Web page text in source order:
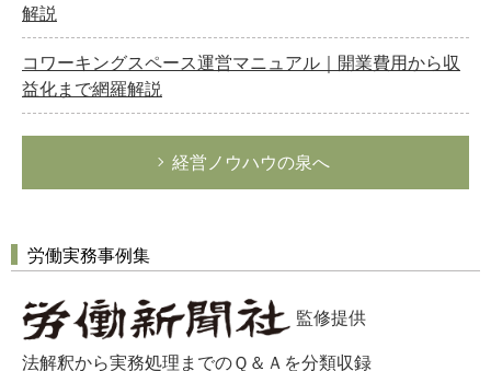
解説
コワーキングスペース運営マニュアル｜開業費用から収
益化まで網羅解説
経営ノウハウの泉へ
労働実務事例集
監修提供
法解釈から実務処理までのＱ＆Ａを分類収録